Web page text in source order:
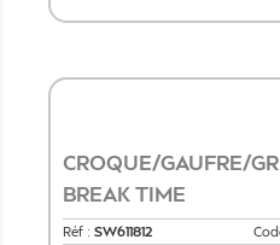
CROQUE/GAUFRE/
BREAK TIME
Réf : SW611812